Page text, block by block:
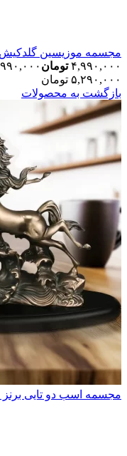
مجسمه موزیسین گلدکیش
۴,۹۹۰,۰۰۰ تومان
۵,۲۹۰,۰۰۰ تومان
بازگشت به محصولات
مجسمه اسب دو تایی